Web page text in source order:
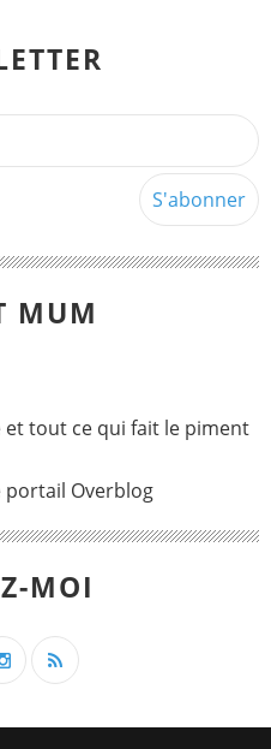
MUM
et tout ce qui fait le piment
portail Overblog
MOI